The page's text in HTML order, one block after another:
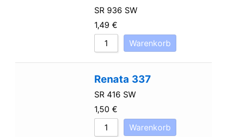
SR 936 SW
1,49 €
Warenkorb
Renata 337
SR 416 SW
1,50 €
Warenkorb